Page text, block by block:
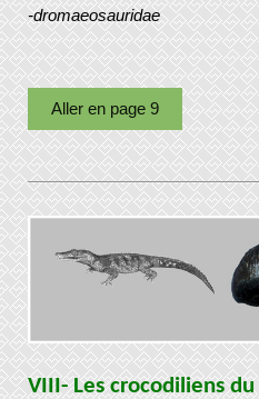
-dromaeosauridae
Aller en page 9
VIII- Les crocodiliens